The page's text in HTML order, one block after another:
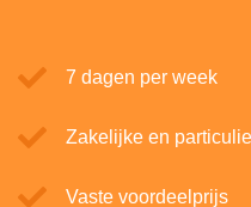
7 dagen per week
Zakelijke en
Vaste voordeelprijs